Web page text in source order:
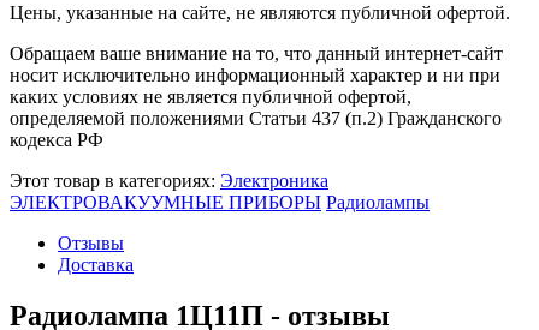
Цены, указанные на сайте, не являются публичной офертой.
Обращаем ваше внимание на то, что данный интернет-сайт
носит исключительно информационный характер и ни при
каких условиях не является публичной офертой,
определяемой положениями Статьи 437 (п.2) Гражданского
кодекса РФ
Этот товар в категориях: Электроника
ЭЛЕКТРОВАКУУМНЫЕ ПРИБОРЫ Радиолампы
Отзывы
Доставка
Радиолампа 1Ц11П - отзывы